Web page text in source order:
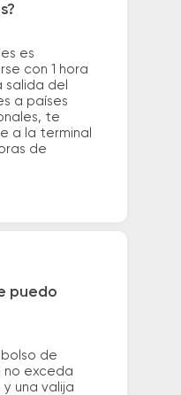
es
con 1 hora
salida del
a países
te
a la terminal
de
puedo
bolso de
no exceda
una valija